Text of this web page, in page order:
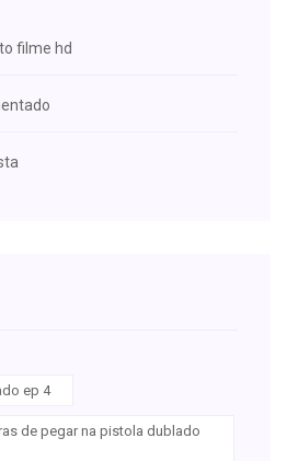
filme hd
ep 4
de pegar na pistola dublado